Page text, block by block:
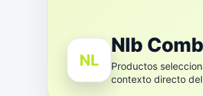
NL
Nlb
Productos
contexto directo del